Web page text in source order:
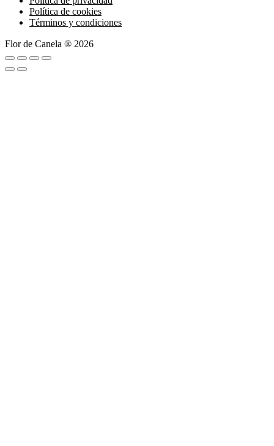
Política de cookies
Términos y condiciones
Flor de Canela ® 2026